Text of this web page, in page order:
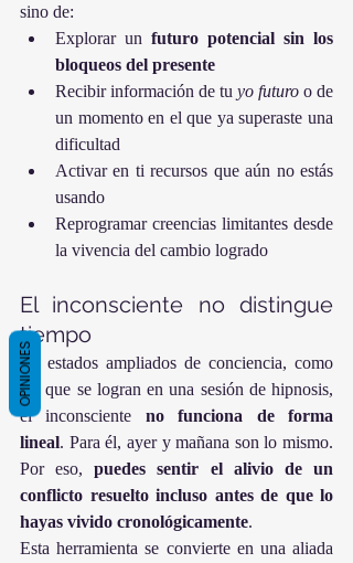
sino de:
Explorar un futuro potencial sin los
bloqueos del presente
Recibir información de tu yo futuro o de
un momento en el que ya superaste una
dificultad
Activar en ti recursos que aún no estás
usando
Reprogramar creencias limitantes desde
la vivencia del cambio logrado
El inconsciente no distingue
tiempo
En estados ampliados de conciencia, como
los que se logran en una sesión de hipnosis,
el inconsciente no funciona de forma
lineal. Para él, ayer y mañana son lo mismo.
Por eso, puedes sentir el alivio de un
conflicto resuelto incluso antes de que lo
hayas vivido cronológicamente.
Esta herramienta se convierte en una aliada
OPINIONES